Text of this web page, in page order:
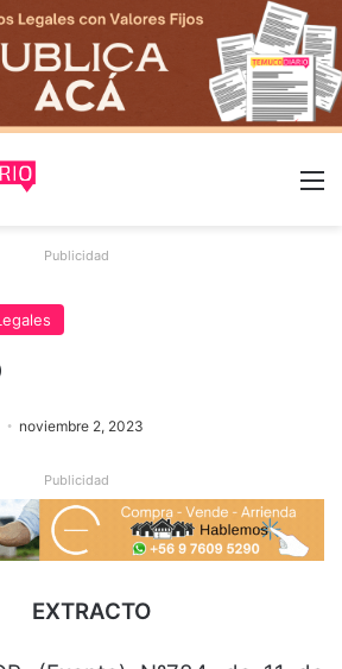
Publicidad
noviembre 2, 2023
Publicidad
EXTRACTO